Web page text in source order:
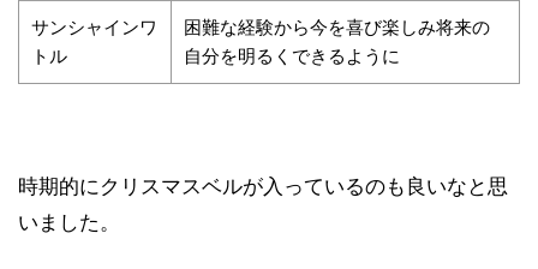
サンシャインワ
トル
困難な経験から今を喜び楽しみ将来の
自分を明るくできるように
時期的にクリスマスベルが入っているのも良いなと思
いました。